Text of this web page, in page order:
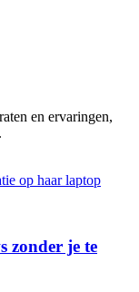
en ervaringen,
zonder je te